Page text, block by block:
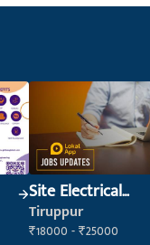
Site Electrical
Engineer
Tiruppur
₹18000 - ₹25000